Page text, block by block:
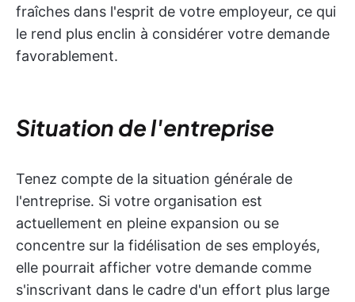
fraîches dans l'esprit de votre employeur, ce qui
le rend plus enclin à considérer votre demande
favorablement.
Situation de l'entreprise
Tenez compte de la situation générale de
l'entreprise. Si votre organisation est
actuellement en pleine expansion ou se
concentre sur la fidélisation de ses employés,
elle pourrait afficher votre demande comme
s'inscrivant dans le cadre d'un effort plus large